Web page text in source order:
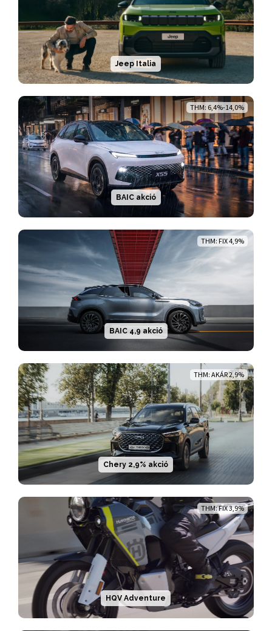
Jeep Italia
THM: 6,4%-14,0%
BAIC akció
THM: FIX 4,9%
BAIC 4,9 akció
THM: AKÁR 2,9%
Chery 2,9% akció
THM: FIX 3,9%
HQV Adventure